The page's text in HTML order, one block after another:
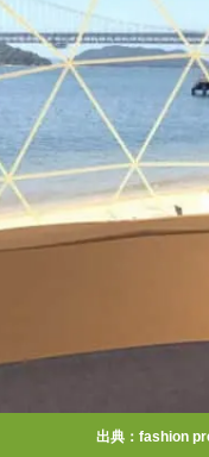
出典：fashion